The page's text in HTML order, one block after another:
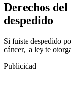
Derechos
despedido
Si fuiste despedido
cáncer, la ley te
Publicidad